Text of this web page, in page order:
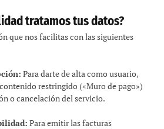
tratamos tus datos?
que nos facilitas con las siguientes
Para darte de alta como usuario,
restringido («Muro de pago»)
o cancelación del servicio.
Para emitir las facturas